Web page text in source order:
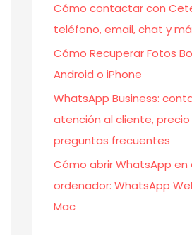
Cómo contactar con
teléfono, email, chat y
Cómo Recuperar Fotos
Android o iPhone
WhatsApp Business:
atención al cliente, precio
preguntas frecuentes
Cómo abrir WhatsApp en
ordenador: WhatsApp
Mac